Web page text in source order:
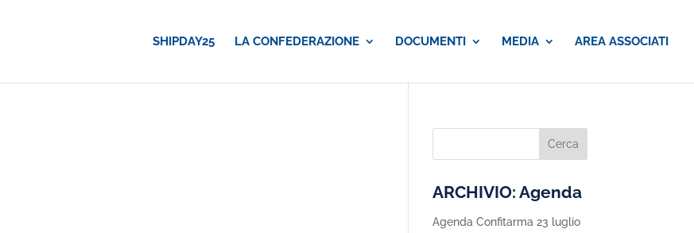
SHIPDAY25 LA CONFEDERAZIONE DOCUMENTI MEDIA AREA ASSOCIATI
ARCHIVIO: Agenda
Agenda Confitarma 23 luglio